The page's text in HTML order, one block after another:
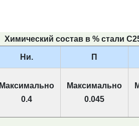
Химический состав в % стали
Ни. П
Максимально
0.4
Максимально
0.045